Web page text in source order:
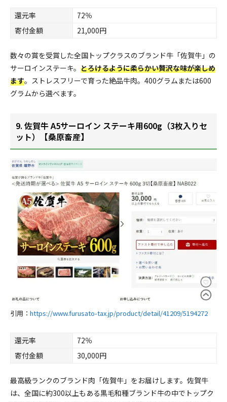
還元率
72％
寄付金額
21,000円
数々の賞を受賞した全国トップクラスのブランド牛「佐賀牛」の
サーロインステーキ。 とろけるように柔らかい贅沢な味が楽しめ
ます。ストレスフリーで育った絶品牛肉。400グラムまたは600
グラムから選べます。
9. 佐賀牛 A5サーロイン ステーキ用600g（3枚入りセ
ット）【桑原畜産】
引用： https://www.furusato-tax.jp/product/detail/41209/5194272
還元率
72％
寄付金額
30,000円
最高級ランクのブランド肉「佐賀牛」をお届けします。佐賀牛
は、全国に約300以上もある黒毛和種ブランド牛の中でトップク